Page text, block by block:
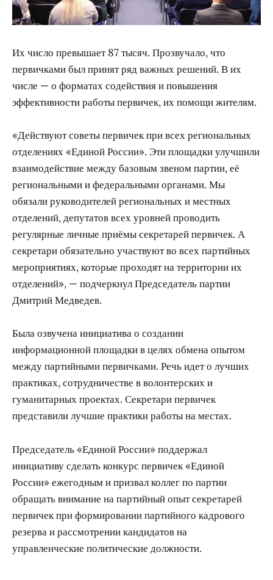
Их число превышает 87 тысяч. Прозвучало, что
первичками был принят ряд важных решений. В их
числе — о форматах содействия и повышения
эффективности работы первичек, их помощи жителям.
«Действуют советы первичек при всех региональных
отделениях «Единой России». Эти площадки улучшили
взаимодействие между базовым звеном партии, её
региональными и федеральными органами. Мы
обязали руководителей региональных и местных
отделений, депутатов всех уровней проводить
регулярные личные приёмы секретарей первичек. А
секретари обязательно участвуют во всех партийных
мероприятиях, которые проходят на территории их
отделений», — подчеркнул Председатель партии
Дмитрий Медведев.
Была озвучена инициатива о создании
информационной площадки в целях обмена опытом
между партийными первичками. Речь идет о лучших
практиках, сотрудничестве в волонтерских и
гуманитарных проектах. Секретари первичек
представили лучшие практики работы на местах.
Председатель «Единой России» поддержал
инициативу сделать конкурс первичек «Единой
России» ежегодным и призвал коллег по партии
обращать внимание на партийный опыт секретарей
первичек при формировании партийного кадрового
резерва и рассмотрении кандидатов на
управленческие политические должности.